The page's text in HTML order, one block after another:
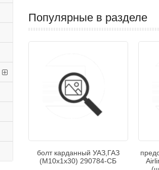
Популярные в разделе
болт карданный УАЗ,ГАЗ
(М10х1х30) 290784-СБ